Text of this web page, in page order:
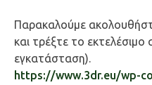
Παρακαλούμε
και τρέξτε το εκτελέσιμο
εγκατάσταση).
https://www.3dr.eu/wp-